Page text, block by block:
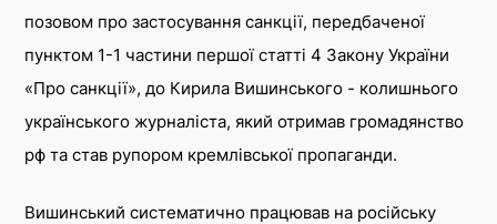
позовом про застосування санкції, передбаченої
пунктом 1-1 частини першої статті 4 Закону України
«Про санкції», до Кирила Вишинського - колишнього
українського журналіста, який отримав громадянство
рф та став рупором кремлівської пропаганди.
Вишинський систематично працював на російську